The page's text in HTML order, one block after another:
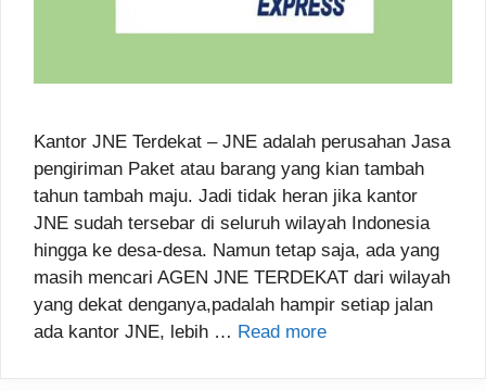
Kantor JNE Terdekat – JNE adalah perusahan Jasa
pengiriman Paket atau barang yang kian tambah
tahun tambah maju. Jadi tidak heran jika kantor
JNE sudah tersebar di seluruh wilayah Indonesia
hingga ke desa-desa. Namun tetap saja, ada yang
masih mencari AGEN JNE TERDEKAT dari wilayah
yang dekat denganya,padalah hampir setiap jalan
ada kantor JNE, lebih … Read more